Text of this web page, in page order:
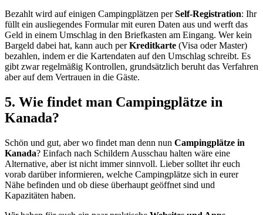
Bezahlt wird auf einigen Campingplätzen perSelf-Registration: Ihr
füllt ein ausliegendes Formular mit euren Daten aus und werft das
Geld in einem Umschlag in den Briefkasten am Eingang. Wer kein
Bargeld dabei hat, kann auch perKreditkarte (Visa oder Master)
bezahlen, indem er die Kartendaten auf den Umschlag schreibt. Es
gibt zwar regelmäßig Kontrollen, grundsätzlich beruht das Verfahren
aber auf dem Vertrauen in die Gäste.
5. Wie findet man Campingplätze in
Kanada?
Schön und gut, aber wo findet man denn nun Campingplätze in
Kanada? Einfach nach Schildern Ausschau halten wäre eine
Alternative, aber ist nicht immer sinnvoll. Lieber solltet ihr euch
vorab darüber informieren, welche Campingplätze sich in eurer
Nähe befinden und ob diese überhaupt geöffnet sind und
Kapazitäten haben.